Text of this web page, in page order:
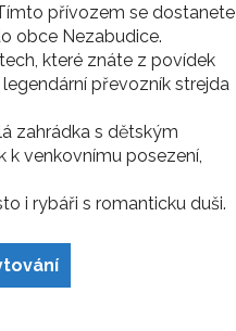
přívozem se dostanete
obce Nezabudice.
které znáte z povídek
převozník strejda
zahrádka s dětským
k venkovnímu posezení,
i rybáři s romanticku duši.